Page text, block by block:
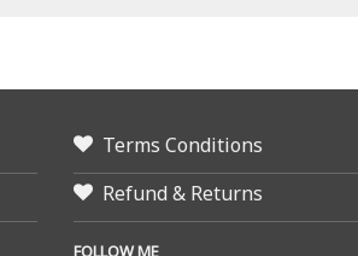
Terms Conditions
Refund & Returns